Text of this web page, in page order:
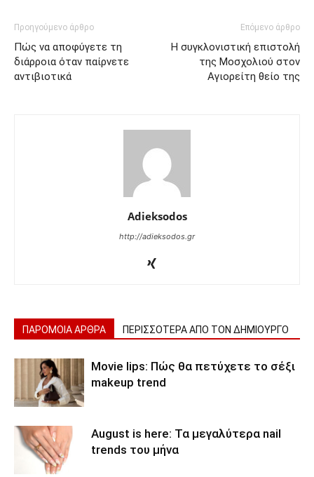
Προηγούμενο άρθρο
Πώς να αποφύγετε τη
διάρροια όταν παίρνετε
αντιβιοτικά
Επόμενο άρθρο
Η συγκλονιστική επιστολή
της Μοσχολιού στον
Αγιορείτη θείο της
Adieksodos
http://adieksodos.gr
ΠΑΡΟΜΟΙΑ ΑΡΘΡΑ ΠΕΡΙΣΣΟΤΕΡΑ ΑΠΟ ΤΟΝ ΔΗΜΙΟΥΡΓΟ
Movie lips: Πώς θα πετύχετε το σέξι
makeup trend
August is here: Τα μεγαλύτερα nail
trends του μήνα